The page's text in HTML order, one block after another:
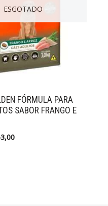
ESGOTADO
FÓRMULA PARA
SABOR FRANGO E